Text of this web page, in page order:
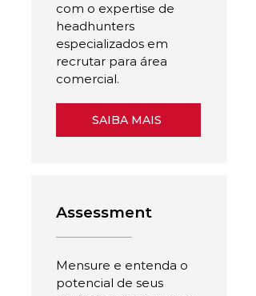
com o expertise de
headhunters
especializados em
recrutar para área
comercial.
SAIBA MAIS
Assessment
Mensure e entenda o
potencial de seus